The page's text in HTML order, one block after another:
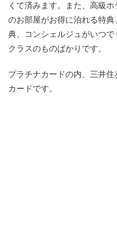
くて済みます。また、高級
のお部屋がお得に泊れる特
典、コンシェルジュがいつ
クラスのものばかりです。
プラチナカードの内、三井
カードです。